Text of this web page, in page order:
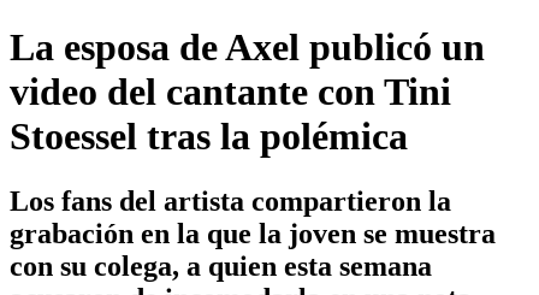
La esposa de Axel publicó un
video del cantante con Tini
Stoessel tras la polémica
Los fans del artista compartieron la
grabación en la que la joven se muestra
con su colega, a quien esta semana